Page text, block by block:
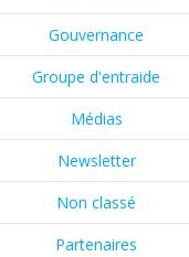
Gouvernance
Groupe d'entraide
Médias
Newsletter
Non classé
Partenaires